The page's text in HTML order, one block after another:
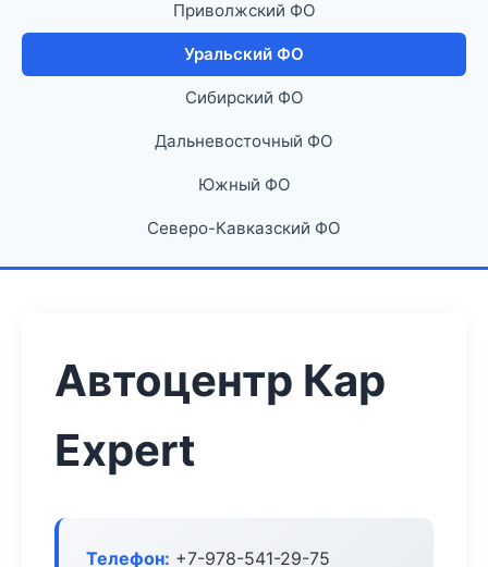
Приволжский ФО
Уральский ФО
Сибирский ФО
Дальневосточный ФО
Южный ФО
Северо-Кавказский ФО
Автоцентр Кар
Expert
Телефон: +7-978-541-29-75